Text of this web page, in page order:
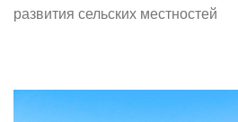
развития сельских местностей